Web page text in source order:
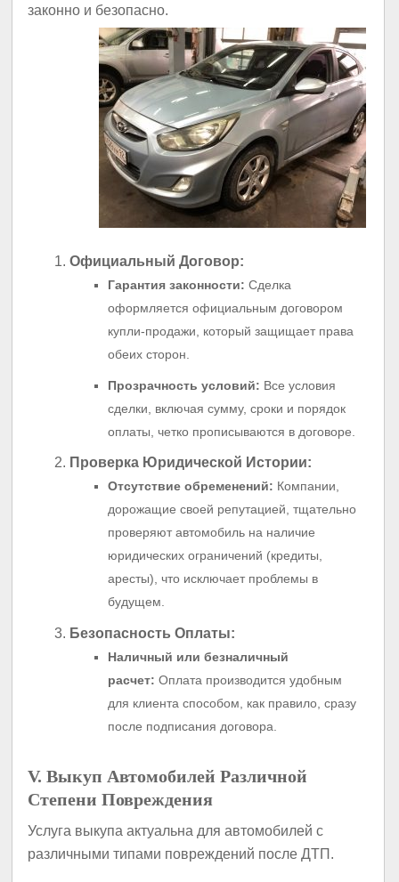
законно и безопасно.
Официальный Договор:
Гарантия законности: Сделка
оформляется официальным договором
купли-продажи, который защищает права
обеих сторон.
Прозрачность условий: Все условия
сделки, включая сумму, сроки и порядок
оплаты, четко прописываются в договоре.
Проверка Юридической Истории:
Отсутствие обременений: Компании,
дорожащие своей репутацией, тщательно
проверяют автомобиль на наличие
юридических ограничений (кредиты,
аресты), что исключает проблемы в
будущем.
Безопасность Оплаты:
Наличный или безналичный
расчет: Оплата производится удобным
для клиента способом, как правило, сразу
после подписания договора.
V. Выкуп Автомобилей Различной
Степени Повреждения
Услуга выкупа актуальна для автомобилей с
различными типами повреждений после ДТП.